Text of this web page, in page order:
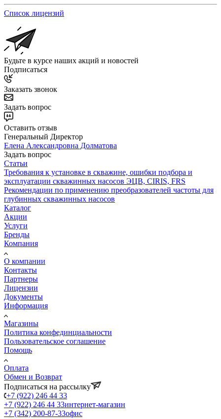
Список лицензий
Будьте в курсе наших акций и новостей
Подписаться
Заказать звонок
Задать вопрос
Оставить отзыв
Генеральный Директор
Елена Александровна Долматова
Задать вопрос
Статьи
Требования к установке в скважине, ошибки подбора и
эксплуатации скважинных насосов ЭЦВ, CIRIS, FRS
Рекомендации по применению преобразователей частоты для
глубинных скважинных насосов
Каталог
Акции
Услуги
Бренды
Компания
О компании
Контакты
Партнеры
Лицензии
Документы
Информация
Магазины
Политика конфединциальности
Пользовательское соглашение
Помощь
Оплата
Обмен и Возврат
Подписаться на рассылку
+7 (922) 246 44 33
+7 (922) 246 44 33интернет-магазин
+7 (342) 200-87-33офис